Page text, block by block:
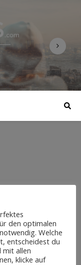
den optimalen
Welche
entscheidest du
mit allen
klicke auf